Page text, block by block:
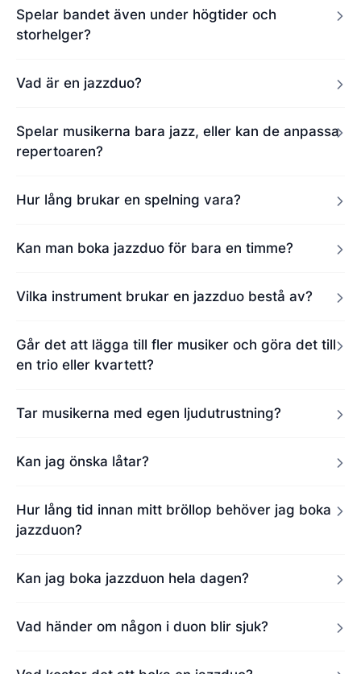
Spelar bandet även under högtider och
storhelger?
Vad är en jazzduo?
Spelar musikerna bara jazz, eller kan de anpassa
repertoaren?
Hur lång brukar en spelning vara?
Kan man boka jazzduo för bara en timme?
Vilka instrument brukar en jazzduo bestå av?
Går det att lägga till fler musiker och göra det till
en trio eller kvartett?
Tar musikerna med egen ljudutrustning?
Kan jag önska låtar?
Hur lång tid innan mitt bröllop behöver jag boka
jazzduon?
Kan jag boka jazzduon hela dagen?
Vad händer om någon i duon blir sjuk?